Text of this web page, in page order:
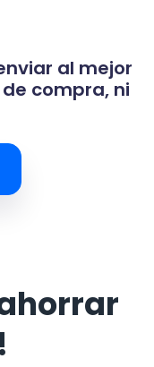
al mejor
compra, ni